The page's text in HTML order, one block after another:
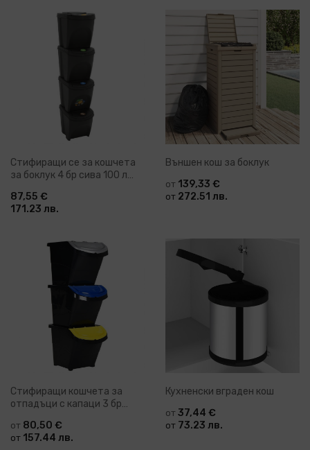
Стифиращи се за кошчета
за боклук 4 бр сива 100 л
87,55 €
171.23 лв.
Външен кош за боклук
от 139,33 €
от 272.51 лв.
Стифиращи кошчета за
отпадъци с капаци 3 бр
от 80,50 €
от 157.44 лв.
Кухненски вграден кош
от 37,44 €
от 73.23 лв.